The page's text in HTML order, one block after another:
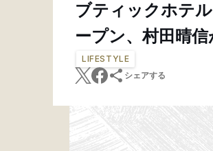
ブティックホテ
ープン、村田晴
LIFESTYLE
シェアする